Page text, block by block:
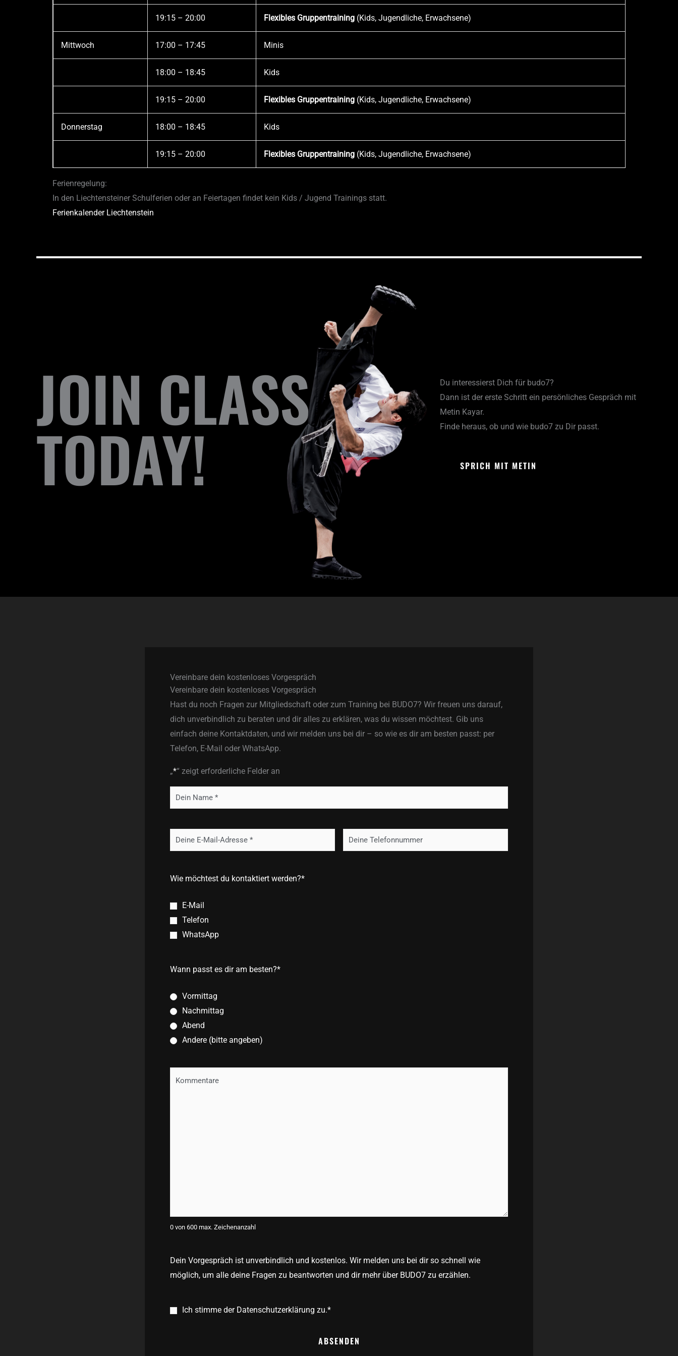
19:15 – 20:00 Flexibles Gruppentraining (Kids, Jugendliche, Erwachsene)
Mittwoch 17:00 – 17:45 Minis
18:00 – 18:45 Kids
19:15 – 20:00 Flexibles Gruppentraining (Kids, Jugendliche, Erwachsene)
Donnerstag 18:00 – 18:45 Kids
19:15 – 20:00 Flexibles Gruppentraining (Kids, Jugendliche, Erwachsene)
Ferienregelung:
In den Liechtensteiner Schulferien oder an Feiertagen findet kein Kids / Jugend Trainings statt.
Ferienkalender Liechtenstein
JOIN CLASS
TODAY!
Du interessierst Dich für budo7?
Dann ist der erste Schritt ein persönliches Gespräch mit
Metin Kayar.
Finde heraus, ob und wie budo7 zu Dir passt.
SPRICH MIT METIN
Vereinbare dein kostenloses Vorgespräch
Vereinbare dein kostenloses Vorgespräch
Hast du noch Fragen zur Mitgliedschaft oder zum Training bei BUDO7? Wir freuen uns darauf,
dich unverbindlich zu beraten und dir alles zu erklären, was du wissen möchtest. Gib uns
einfach deine Kontaktdaten, und wir melden uns bei dir – so wie es dir am besten passt: per
Telefon, E-Mail oder WhatsApp.
„*“ zeigt erforderliche Felder an
Name *
Email Telefon
Wie möchtest du kontaktiert werden?*
E-Mail
Telefon
WhatsApp
Wann passt es dir am besten?*
Vormittag
Nachmittag
Abend
Andere (bitte angeben)
0 von 600 max. Zeichenanzahl
Dein Vorgespräch ist unverbindlich und kostenlos. Wir melden uns bei dir so schnell wie
möglich, um alle deine Fragen zu beantworten und dir mehr über BUDO7 zu erzählen.
Consent*
Ich stimme der Datenschutzerklärung zu.*